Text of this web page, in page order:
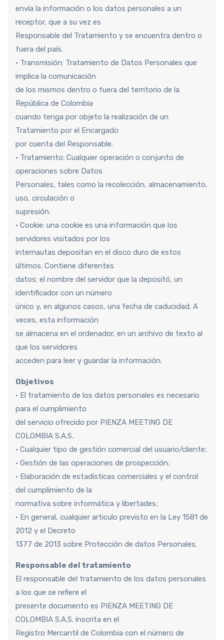
envía la información o los datos personales a un
receptor, que a su vez es
Responsable del Tratamiento y se encuentra dentro o
fuera del país.
• Transmisión: Tratamiento de Datos Personales que
implica la comunicación
de los mismos dentro o fuera del territorio de la
República de Colombia
cuando tenga por objeto la realización de un
Tratamiento por el Encargado
por cuenta del Responsable.
• Tratamiento: Cualquier operación o conjunto de
operaciones sobre Datos
Personales, tales como la recolección, almacenamiento,
uso, circulación o
supresión.
• Cookie: una cookie es una información que los
servidores visitados por los
internautas depositan en el disco duro de estos
últimos. Contiene diferentes
datos: el nombre del servidor que la depositó, un
identificador con un número
único y, en algunos casos, una fecha de caducidad. A
veces, esta información
se almacena en el ordenador, en un archivo de texto al
que los servidores
acceden para leer y guardar la información.
Objetivos
• El tratamiento de los datos personales es necesario
para el cumplimiento
del servicio ofrecido por PIENZA MEETING DE
COLOMBIA S.A.S.
• Cualquier tipo de gestión comercial del usuario/cliente;
• Gestión de las operaciones de prospección;
• Elaboración de estadísticas comerciales y el control
del cumplimiento de la
normativa sobre informática y libertades;
• En general, cualquier articulo previsto en la Ley 1581 de
2012 y el Decreto
1377 de 2013 sobre Protección de datos Personales.
Responsable del tratamiento
El responsable del tratamiento de los datos personales
a los que se refiere el
presente documento es PIENZA MEETING DE
COLOMBIA S.A.S. inscrita en el
Registro Mercantil de Colombia con el número de